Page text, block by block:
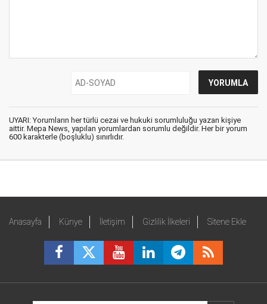
UYARI: Yorumların her türlü cezai ve hukuki sorumluluğu yazan kişiye
aittir. Mepa News, yapılan yorumlardan sorumlu değildir. Her bir yorum
600 karakterle (boşluklu) sınırlıdır.
Anasayfa Künye İletişim Gizlilik İlkeleri Sitene Ekle